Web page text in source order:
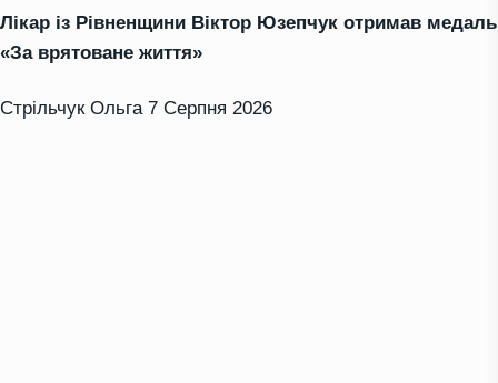
Лікар із Рівненщини Віктор Юзепчук отримав медаль
«За врятоване життя»
Стрільчук Ольга 7 Серпня 2026